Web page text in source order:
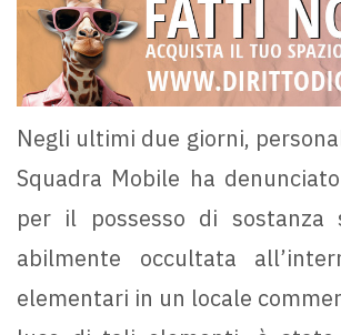
Negli ultimi due giorni,
Squadra Mobile ha
per il possesso di sostanza
abilmente occultata
elementari in un locale